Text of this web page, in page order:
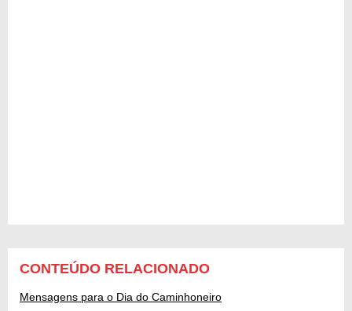
CONTEÚDO RELACIONADO
Mensagens para o Dia do Caminhoneiro